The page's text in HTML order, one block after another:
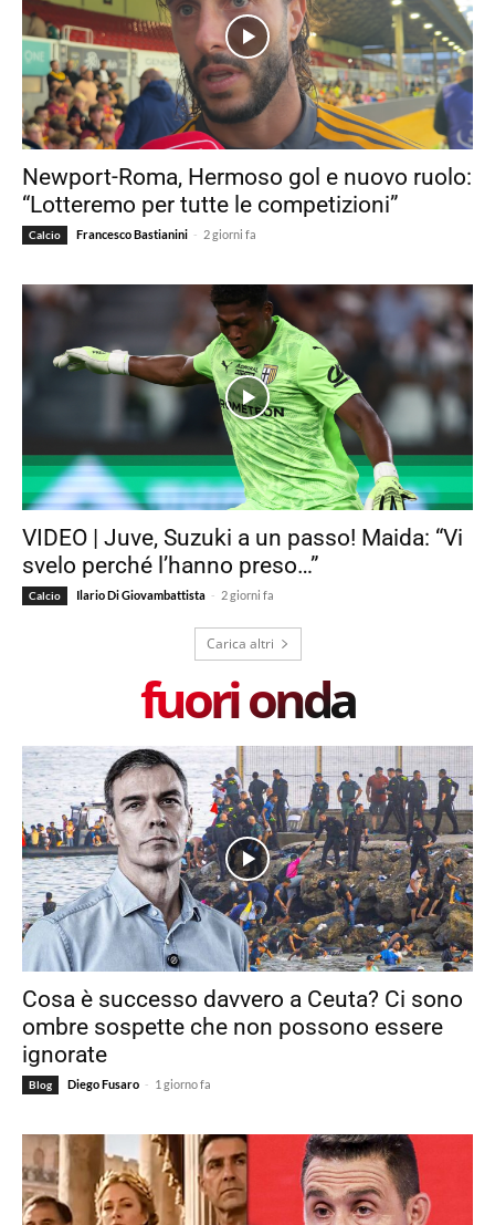
Newport-Roma, Hermoso gol e nuovo ruolo:
“Lotteremo per tutte le competizioni”
Calcio Francesco Bastianini - 2 giorni fa
VIDEO | Juve, Suzuki a un passo! Maida: “Vi
svelo perché l’hanno preso…”
Calcio Ilario Di Giovambattista - 2 giorni fa
Carica altri
fuori onda
Cosa è successo davvero a Ceuta? Ci sono
ombre sospette che non possono essere
ignorate
Blog Diego Fusaro - 1 giorno fa